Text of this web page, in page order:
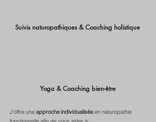
Suivis naturopathiques & Coaching holistique
Yoga & Coaching bien-être
J’offre une approche individualisée en naturopathie